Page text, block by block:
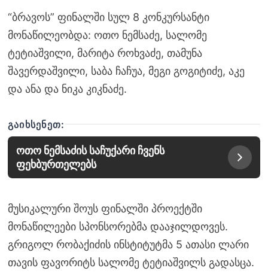
“ბრავოს” ფინალში სულ 8 კონკურსანტი
მონაწილეობდა: ოთო ნემსაძე, სალომე
ტეტიაშვილი, მარიტა როხვაძე, თამუნა
შავერდაშვილი, საბა ჩაჩუა, მეგი გოგიტიძე, აკე
და ანა და ნიკა კიკნაძე.
ᲒᲐᲘᲮᲡᲔᲜᲔᲗ:
ოთო ნემსაძის საჩუქარი ჩვენს
ფეხბურთელებს
მუსიკალური შოუს ფინალში პროექტში
მონაწილეები სპონსორებმა დააჯილდოვეს.
გრიგოლ რობაქიძის ინსტიტუტმა 5 ათასი ლარი
თავის ფავორიტს სალომე ტეტიაშვილს გადასცა.